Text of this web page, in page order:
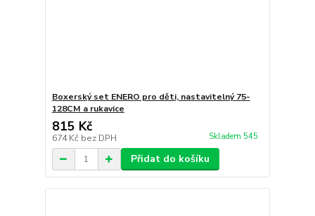
Boxerský set ENERO pro děti, nastavitelný 75-
128CM a rukavice
815 Kč
674 Kč bez DPH Skladem 545
Přidat do košíku